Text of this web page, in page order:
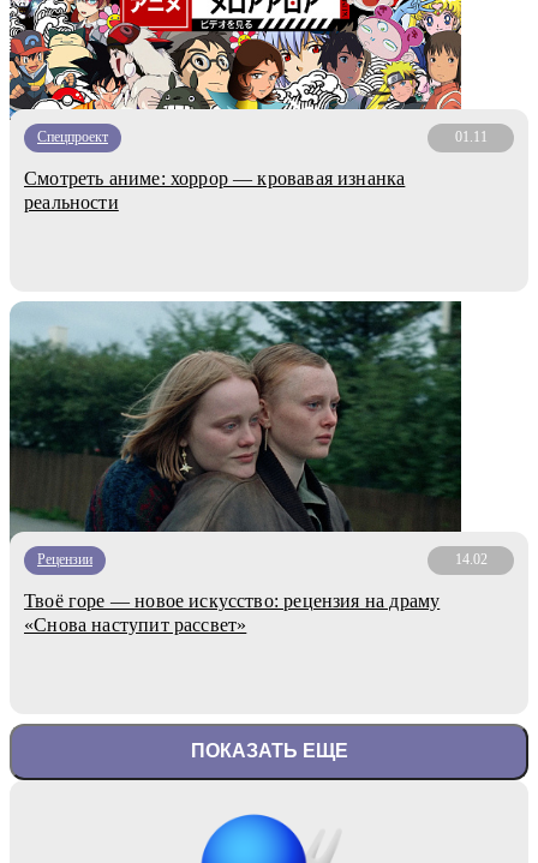
Спецпроект 01.11
Смотреть аниме: хоррор — кровавая изнанка
реальности
Рецензии 14.02
Твоё горе — новое искусство: рецензия на драму
«Снова наступит рассвет»
ПОКАЗАТЬ ЕЩЕ